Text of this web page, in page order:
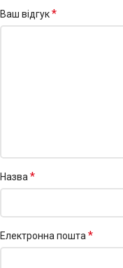
Ваш відгук*
Назва *
Електронна пошта *